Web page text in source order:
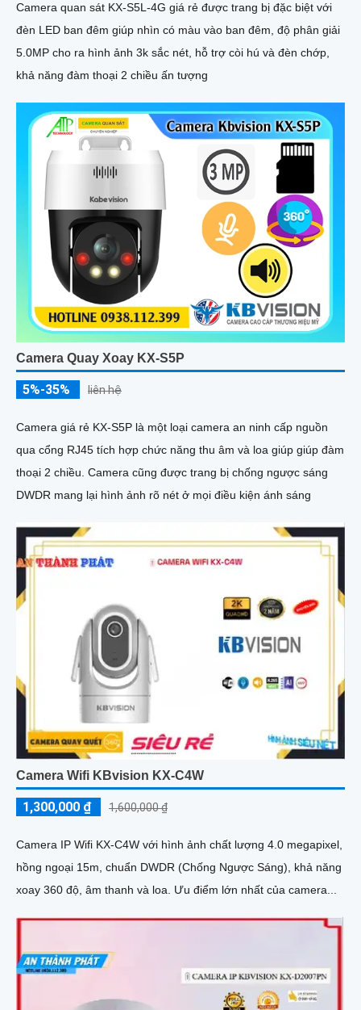
Camera quan sát KX-S5L-4G giá rẻ được trang bị đặc biệt với
đèn LED ban đêm giúp nhìn có màu vào ban đêm, độ phân giải
5.0MP cho ra hình ảnh 3k sắc nét, hỗ trợ còi hú và đèn chớp,
khả năng đàm thoại 2 chiều ấn tượng
Camera Quay Xoay KX-S5P
5%-35% liên hệ
Camera giá rẻ KX-S5P là một loại camera an ninh cấp nguồn
qua cổng RJ45 tích hợp chức năng thu âm và loa giúp giúp đàm
thoại 2 chiều. Camera cũng được trang bị chống ngược sáng
DWDR mang lại hình ảnh rõ nét ở mọi điều kiện ánh sáng
Camera Wifi KBvision KX-C4W
1,300,000 ₫ 1,600,000 ₫
Camera IP Wifi KX-C4W với hình ảnh chất lượng 4.0 megapixel,
hồng ngoại 15m, chuẩn DWDR (Chống Ngược Sáng), khả năng
xoay 360 độ, âm thanh và loa. Ưu điểm lớn nhất của camera...